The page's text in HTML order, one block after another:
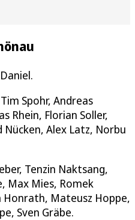
Spohr, Andreas
Rhein, Florian Soller,
Alex Latz, Norbu
Tenzin Naktsang,
Max Mies, Romek
Honrath, Mateusz Hoppe,
Sven Gräbe.